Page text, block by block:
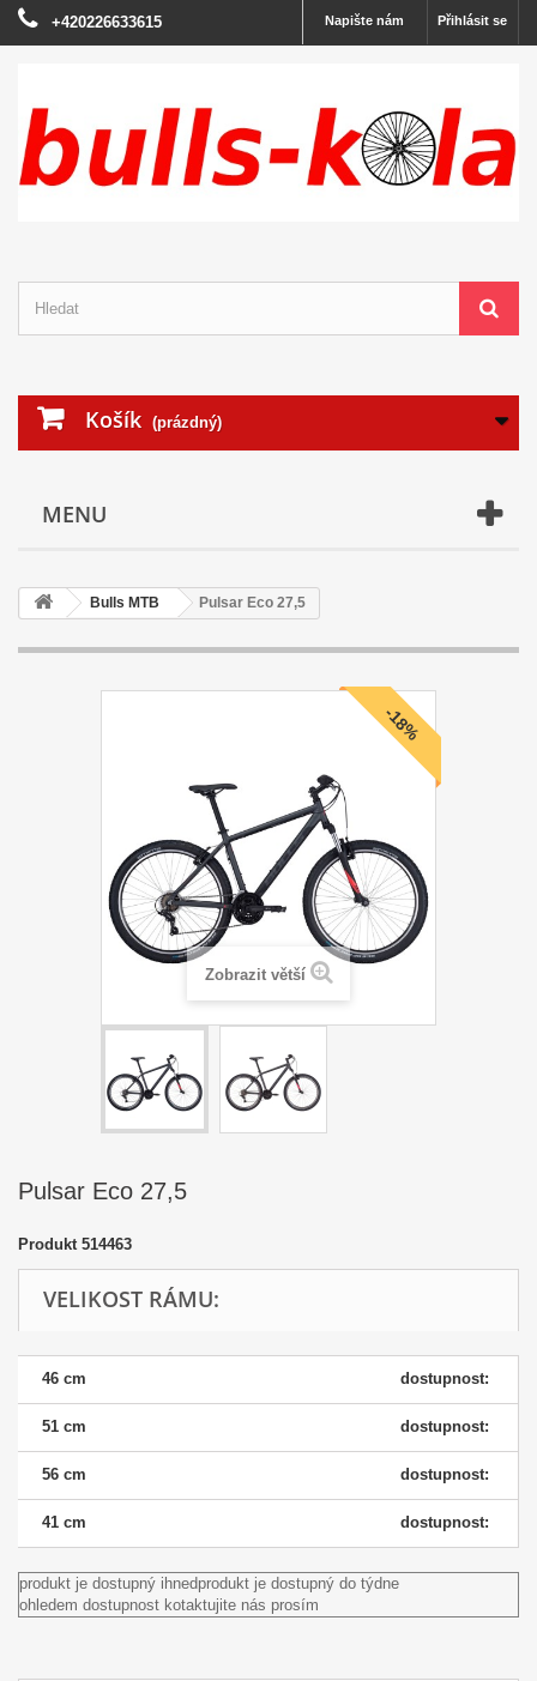
Přihlásit se
Napište nám
+420226633615
Košík (prázdný)
MENU
Bulls MTB Pulsar Eco 27,5
-18%
Zobrazit větší
Pulsar Eco 27,5
Produkt 514463
VELIKOST RÁMU:
46 cm dostupnost:
51 cm dostupnost:
56 cm dostupnost:
41 cm dostupnost:
produkt je dostupný ihnedprodukt je dostupný do týdne
ohledem dostupnost kotaktujite nás prosím